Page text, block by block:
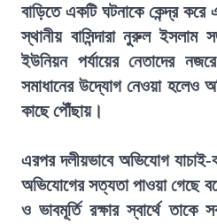
বাড়িতে একটি ঘটনাকে কেন্দ্র
স্থানীয় বাসিন্দারা নুরুল
ইউনিয়ন পর্যায়ের নেতাদের
সমাধানের উদ্যোগ নেওয়া হলেও
কাছে পৌঁছায়।
এরপর দলীয়ভাবে অভিযোগ
অভিযোগের সত্যতা পাওয়া গেছে
ও ভাবমূর্তি রক্ষার স্বার্থে তাকে